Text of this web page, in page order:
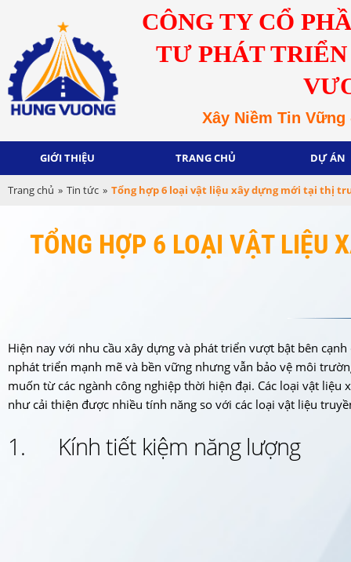
CÔNG TY CỔ
TƯ PHÁT
Xây Niềm Tin
GIỚI THIỆU TRANG CHỦ DỰ ÁN
Trang chủ » Tin tức » Tổng hợp 6 loại vật liệu xây dựng mới tại thị
TỔNG HỢP 6 LOẠI VẬT LIỆU
Hiện nay với nhu cầu xây dựng và phát triển vượt bật bên
nphát triển mạnh mẽ và bền vững nhưng vẫn bảo vệ môi
muốn từ các ngành công nghiệp thời hiện đại. Các loại vật liệu
như cải thiện được nhiều tính năng so với các loại vật liệu
1. Kính tiết kiệm năng lượng